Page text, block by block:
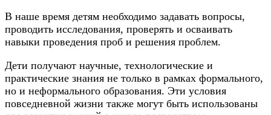
В наше время детям необходимо задавать вопросы,
проводить исследования, проверять и осваивать
навыки проведения проб и решения проблем.
Дети получают научные, технологические и
практические знания не только в рамках формального,
но и неформального образования. Эти условия
повседневной жизни также могут быть использованы